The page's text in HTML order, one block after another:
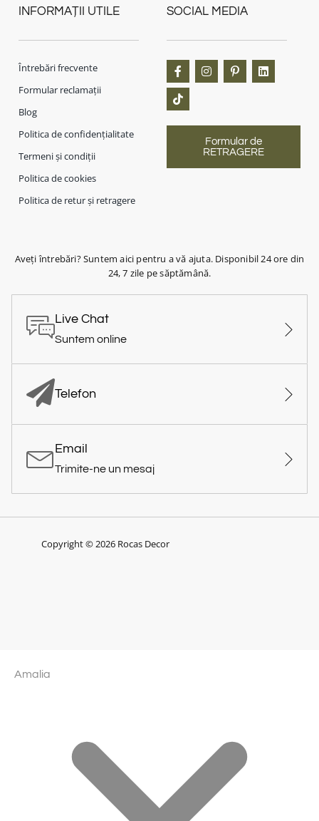
INFORMAȚII UTILE
Întrebări frecvente
Formular reclamații
Blog
Politica de confidențialitate
Termeni și condiții
Politica de cookies
Politica de retur și retragere
SOCIAL MEDIA
Formular de
RETRAGERE
Aveți întrebări? Suntem aici pentru a vă ajuta. Disponibil 24 ore din
24, 7 zile pe săptămână.
Live Chat
Suntem online
Telefon
Email
Trimite-ne un mesaj
Copyright © 2026 Rocas Decor
Amalia